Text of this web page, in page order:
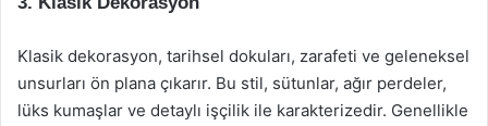
Klasik dekorasyon, tarihsel dokuları, zarafeti ve geleneksel
unsurları ön plana çıkarır. Bu stil, sütunlar, ağır perdeler,
lüks kumaşlar ve detaylı işçilik ile karakterizedir. Genellikle